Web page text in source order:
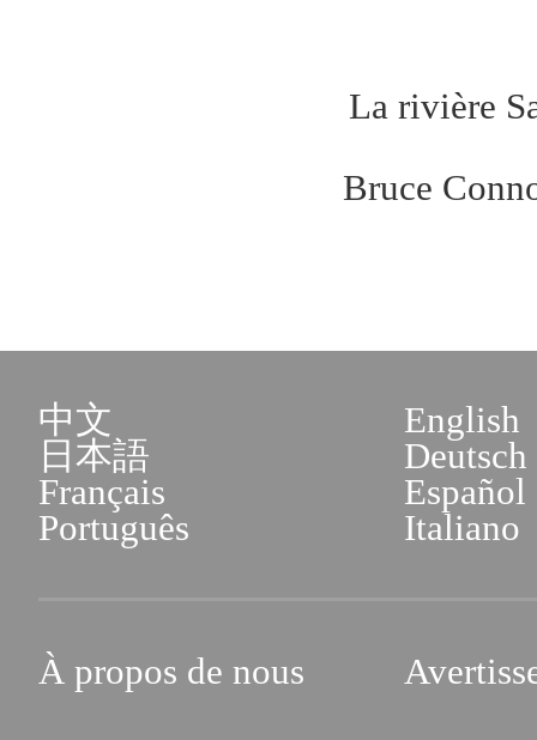
La rivière
Bruce
中文
English
日本語
Deutsch
Français
Español
Português
Italiano
À propos de nous